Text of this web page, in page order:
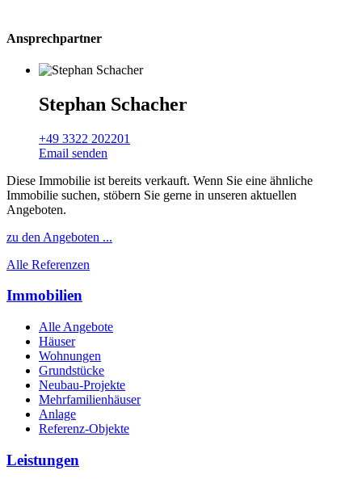
Ansprechpartner
Stephan Schacher
+49 3322 202201
Email senden
Diese Immobilie ist bereits verkauft. Wenn Sie eine ähnliche
Immobilie suchen, stöbern Sie gerne in unseren aktuellen
Angeboten.
zu den Angeboten ...
Alle Referenzen
Immobilien
Alle Angebote
Häuser
Wohnungen
Grundstücke
Neubau-Projekte
Mehrfamilienhäuser
Anlage
Referenz-Objekte
Leistungen